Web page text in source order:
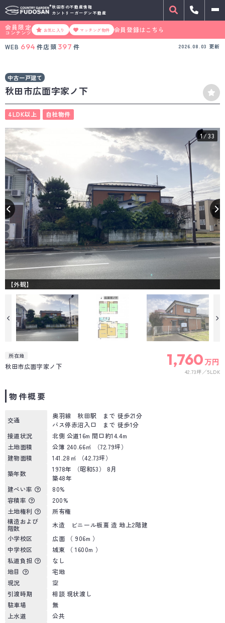
秋田市の不動産情報
カントリーガーデン不動産
会員限定
コンテンツ お気に入り マッチング物件
会員登録はこちら
WEB 694 件店頭397 件 2026.08.03 更新
中古一戸建て
秋田市広面字家ノ下
4LDK以上 自社物件
1/33
【外観】
所在地
秋田市広面字家ノ下 1,760万円
42.73坪 5LDK
物件概要
交通
奥羽線 秋田駅 まで 徒歩21分
バス停赤沼入口 まで 徒歩1分
接道状況
北側 公道16m 間口約14.4m
土地面積
公簿 240.66㎡ （72.79坪）
建物面積
141.28㎡ （42.73坪）
築年数
1978年 （昭和53） 8月
築48年
建ぺい率
80%
容積率
200%
土地権利
所有権
構造および
階数
木造 ビニール板葺 造 地上2階建
小学校区
広面 （ 906m ）
中学校区
城東 （ 1600m ）
私道負担
なし
地目
宅地
現況
空
引渡時期
相談 現状渡し
駐車場
無
上水道
公共